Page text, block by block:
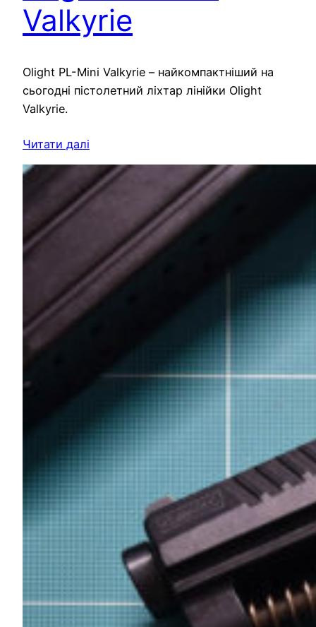
Valkyrie
Olight PL-Mini Valkyrie – найкомпактніший на
сьогодні пістолетний ліхтар лінійки Olight
Valkyrie.
Читати далі